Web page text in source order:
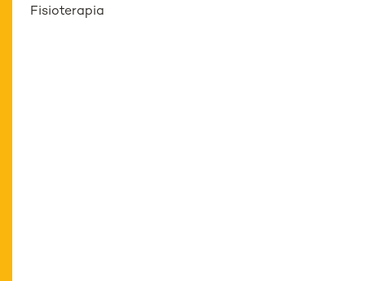
Fisioterapia